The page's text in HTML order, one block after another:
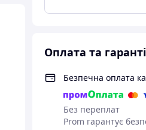
Оплата та
Безпечна оплата
Без переплат
Prom гарантує